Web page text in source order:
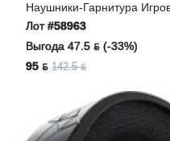
Наушники-Гарнитура
5524123 Уцененный (18
Лот#58963
Выгода 47.5 ƃ (-33%)
95 ƃ 142.5 ƃ